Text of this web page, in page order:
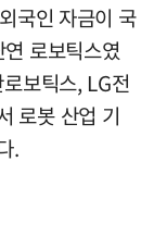
국인 자금이 국
로보틱스였
보틱스, LG전
로봇 산업 기
.